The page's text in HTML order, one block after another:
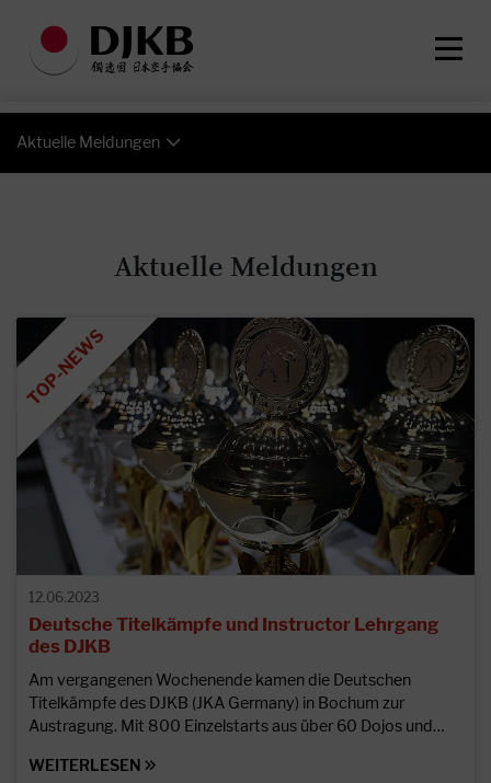
Aktuelle Meldungen
Aktuelle Meldungen
12.06.2023
Deutsche Titelkämpfe und Instructor Lehrgang
des DJKB
Am vergangenen Wochenende kamen die Deutschen
Titelkämpfe des DJKB (JKA Germany) in Bochum zur
Austragung. Mit 800 Einzelstarts aus über 60 Dojos und…
WEITERLESEN